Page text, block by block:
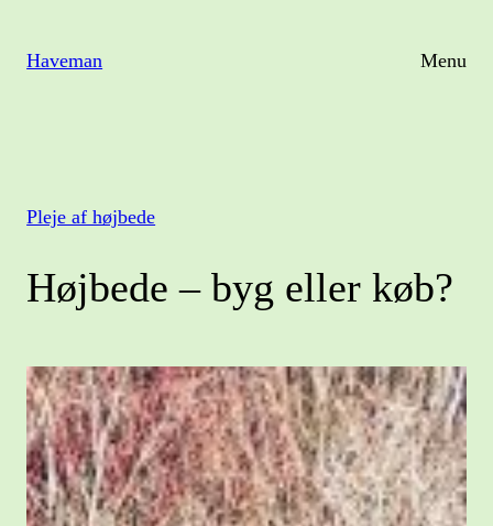
Haveman Menu
Pleje af højbede
Højbede – byg eller køb?